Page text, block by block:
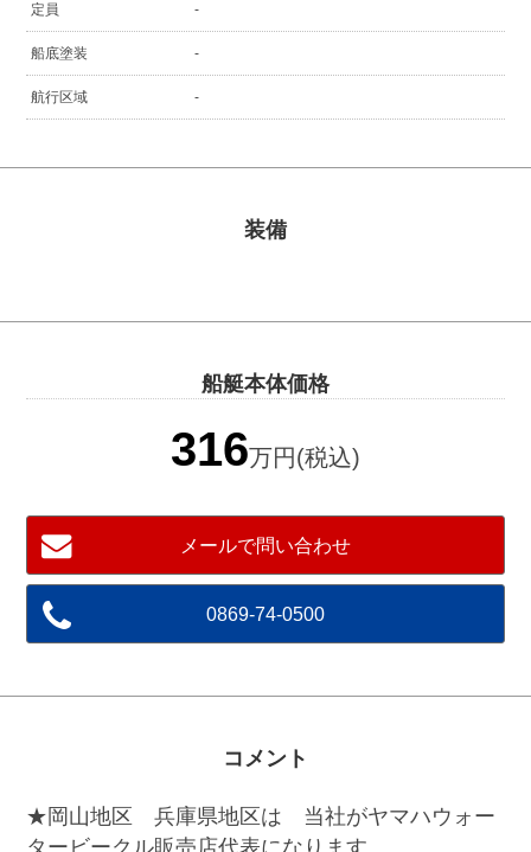
定員 -
船底塗装 -
航行区域 -
装備
船艇本体価格
316万円(税込)
メールで問い合わせ
0869-74-0500
コメント
★岡山地区 兵庫県地区は 当社がヤマハウォー
タービークル販売店代表になります。